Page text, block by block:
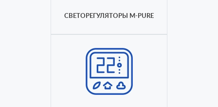
СВЕТОРЕГУЛЯТОРЫ M-PURE